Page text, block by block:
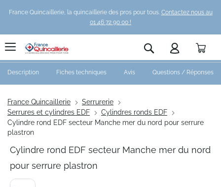
France Quincaillerie, la quincaillerie des pros pour tous. Contactez nous au
01 46 72 90 00 !
Rechercher
France Quincaillerie
Serrurerie
Serrures et cylindres EDF
Cylindres ronds EDF
Cylindre rond EDF secteur Manche mer du nord pour serrure
plastron
Cylindre rond EDF secteur Manche mer du nord
pour serrure plastron
Description Fiches techniques Avis Questions / Réponses